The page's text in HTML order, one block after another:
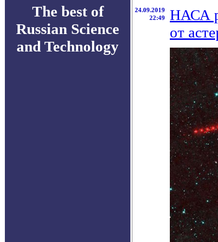
The best of
Russian Science
and Technology
24.09.2019
22:49
НАСА
от